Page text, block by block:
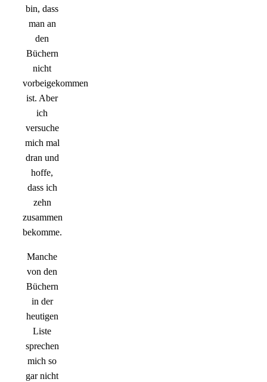
bin, dass
man an
den
Büchern
nicht
vorbeigekommen
ist. Aber
ich
versuche
mich mal
dran und
hoffe,
dass ich
zehn
zusammen
bekomme.
Manche
von den
Büchern
in der
heutigen
Liste
sprechen
mich so
gar nicht